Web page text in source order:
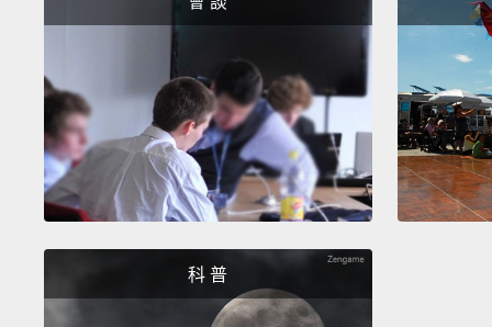
科 普